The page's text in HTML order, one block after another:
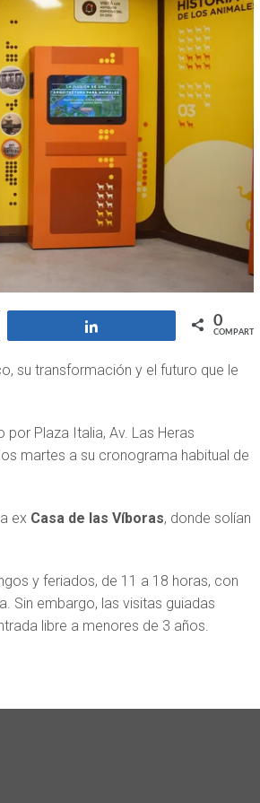
0
COMPARTIR
su transformación y el futuro que le
por Plaza Italia, Av. Las Heras
martes a su cronograma habitual de
ex Casa de las Víboras, donde solían
y feriados, de 11 a 18 horas, con
Sin embargo, las visitas guiadas
libre a menores de 3 años.